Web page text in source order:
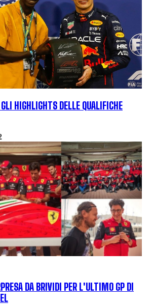
HIGHLIGHTS DELLE QUALIFICHE
DA BRIVIDI PER L'ULTIMO GP DI